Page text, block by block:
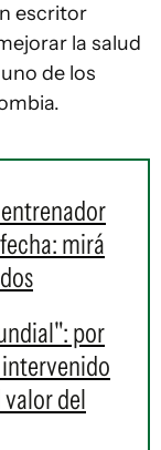
escritor
la salud
de los
mirá
por
intervenido
del